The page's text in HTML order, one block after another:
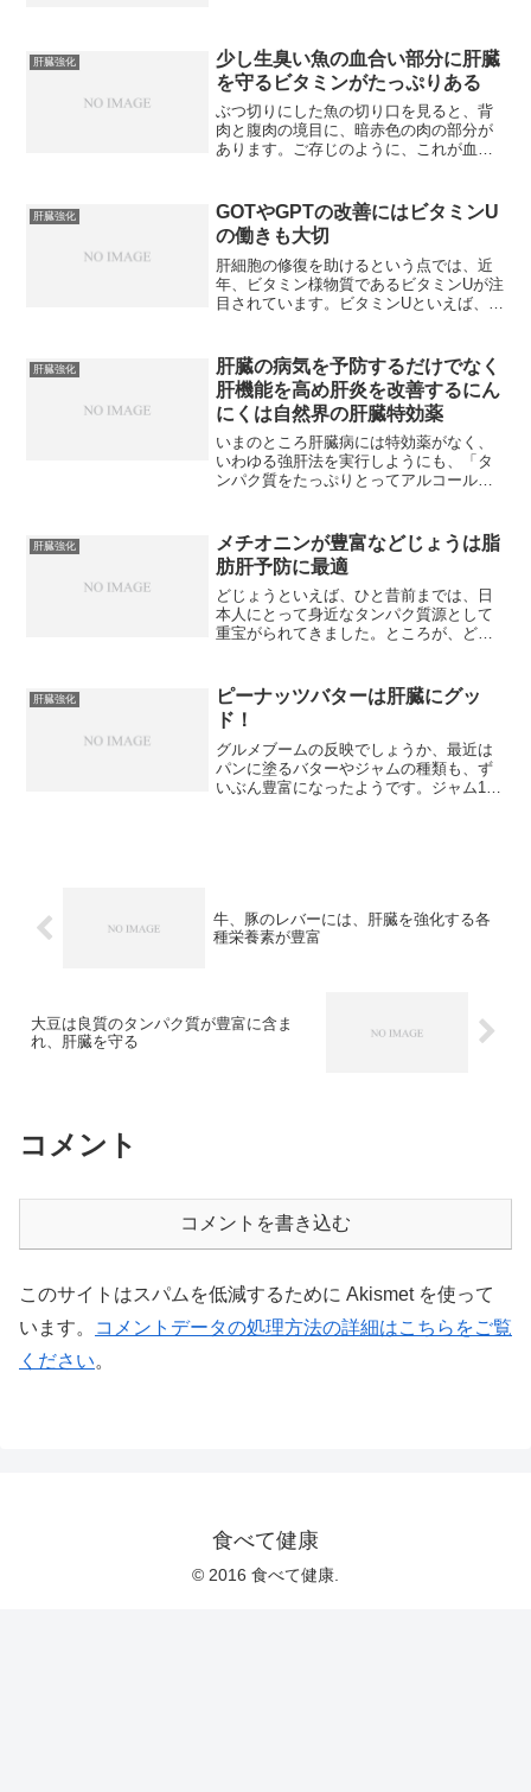
るのです。まず、その代表的...
肝臓強化
少し生臭い魚の血合い部分に肝臓
を守るビタミンがたっぷりある
ぶつ切りにした魚の切り口を見ると、背
肉と腹肉の境目に、暗赤色の肉の部分が
あります。ご存じのように、これが血合
るかつお、まぐろなどに血合い部分が非
常に発達しています。とこ...
肝臓強化
GOTやGPTの改善にはビタミンU
の働きも大切
肝細胞の修復を助けるという点では、近
年、ビタミン様物質であるビタミンUが注
目されています。ビタミンUといえば、
臓病にも効果のあることがわかってきま
した。臨床試験を行った...
肝臓強化
肝臓の病気を予防するだけでなく
肝機能を高め肝炎を改善するにん
にくは自然界の肝臓特効薬
いまのところ肝臓病には特効薬がなく、
いわゆる強肝法を実行しようにも、「タ
ンパク質をたっぷりとってアルコールは
ょう。そんな気休め程度の対策ではな
く、もっと積極的に肝臓を守...
肝臓強化
メチオニンが豊富などじょうは脂
肪肝予防に最適
どじょうといえば、ひと昔前までは、日
本人にとって身近なタンパク質源として
重宝がられてきました。ところが、どじ
いるのではないかなどと敬遠されるよう
になりました。しかし最近...
肝臓強化
ピーナッツバターは肝臓にグッ
ド！
グルメブームの反映でしょうか、最近は
パンに塗るバターやジャムの種類も、ず
いぶん豊富になったようです。ジャム1つ
牛、豚のレバーには、肝臓を強化する各
種栄養素が豊富
大豆は良質のタンパク質が豊富に含ま
れ、肝臓を守る
コメント
コメントを書き込む
このサイトはスパムを低減するために Akismet を使って
います。
コメントデータの処理方法の詳細はこちらをご覧
ください。
食べて健康
© 2016 食べて健康.